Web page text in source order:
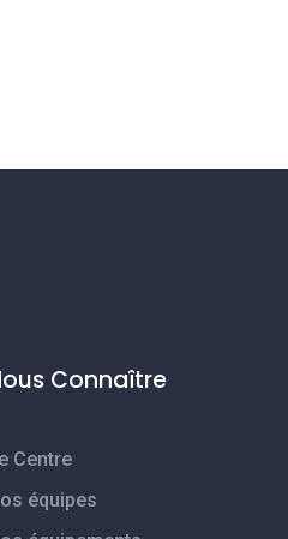
Connaître
Centre
équipes